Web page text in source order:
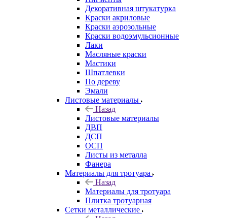
Декоративная штукатурка
Краски акриловые
Краски аэрозольные
Краски водоэмульсионные
Лаки
Масляные краски
Мастики
Шпатлевки
По дереву
Эмали
Листовые материалы
Назад
Листовые материалы
ДВП
ДСП
ОСП
Листы из металла
Фанера
Материалы для тротуара
Назад
Материалы для тротуара
Плитка тротуарная
Сетки металлические